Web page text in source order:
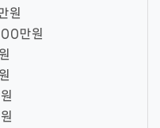
원
만원